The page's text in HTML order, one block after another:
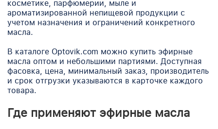
косметике, парфюмерии, мыле и
ароматизированной непищевой продукции с
учетом назначения и ограничений конкретного
масла.
В каталоге Optovik.com можно купить эфирные
масла оптом и небольшими партиями. Доступная
фасовка, цена, минимальный заказ, производитель
и срок отгрузки указываются в карточке каждого
товара.
Где применяют эфирные масла